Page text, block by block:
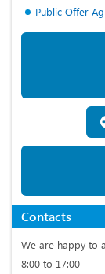
Public Offer
Contacts
We are happy to
8:00 to 17:00